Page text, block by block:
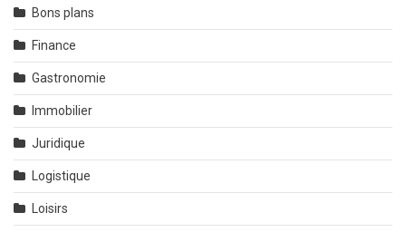
Bons plans
Finance
Gastronomie
Immobilier
Juridique
Logistique
Loisirs